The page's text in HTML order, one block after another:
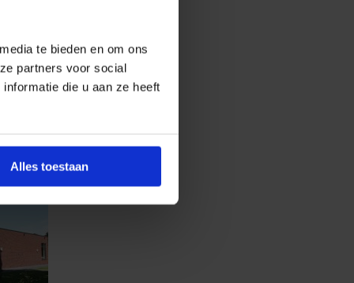
te bieden en om ons
partners voor social
die u aan ze heeft
Alles toestaan